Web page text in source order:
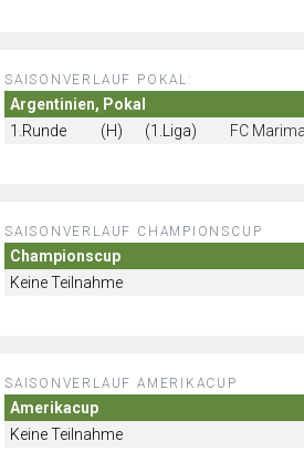
SAISONVERLAUF POKAL:
Argentinien, Pokal
1.Runde
(H) (1.Liga) FC
SAISONVERLAUF CHAMPIONSCUP
Championscup
Keine Teilnahme
SAISONVERLAUF AMERIKACUP
Amerikacup
Keine Teilnahme